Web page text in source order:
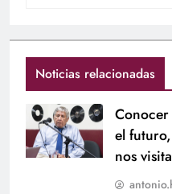
Noticias relacionadas
el
nos visita